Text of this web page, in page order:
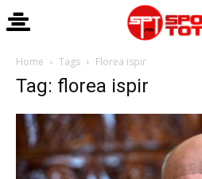
Home Tags Florea ispir
Tag: florea ispir